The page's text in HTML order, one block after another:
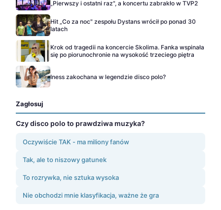
„Pierwszy i ostatni raz", a koncertu zabrakło w TVP2
Hit „Co za noc" zespołu Dystans wrócił po ponad 30
latach
Krok od tragedii na koncercie Skolima. Fanka wspinała
się po piorunochronie na wysokość trzeciego piętra
Iness zakochana w legendzie disco polo?
Zagłosuj
Czy disco polo to prawdziwa muzyka?
Oczywiście TAK - ma miliony fanów
Tak, ale to niszowy gatunek
To rozrywka, nie sztuka wysoka
Nie obchodzi mnie klasyfikacja, ważne że gra